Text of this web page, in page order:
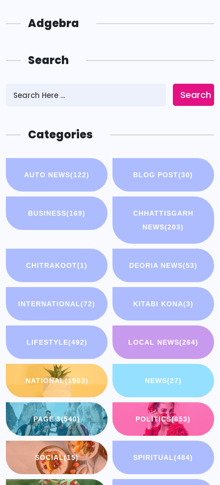
Adgebra
Search
Search
Categories
AUTO NEWS(122) BLOG POST(30)
BUSINESS(169)
CHHATTISGARH
NEWS(203)
CHITRAKOOT(1) DEORIA NEWS(53)
INTERNATIONAL(72) KITABI KONA(3)
LIFESTYLE(492) LOCAL NEWS(264)
NATIONAL(1963) NEWS(27)
PAGE 3(540) POLITICS(653)
SOCIAL(15) SPIRITUAL(484)